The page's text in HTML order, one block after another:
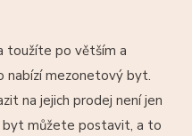
toužíte po větším a
nabízí mezonetový byt.
na jejich prodej není jen
můžete postavit, a to